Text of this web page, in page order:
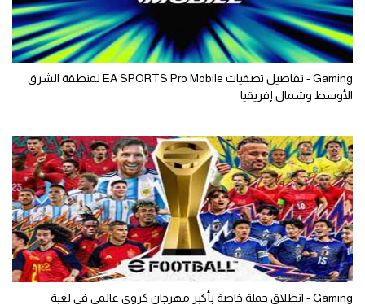
Gaming - تفاصيل تصفيات EA SPORTS Pro Mobile لمنطقة الشرق
الأوسط وشمال إفريقيا
Gaming - انطلاق حملة خاصة بأكبر مهرجان كروي عالمي في لعبة